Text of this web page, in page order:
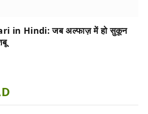
in Hindi: जब अल्फाज़ में हो सुकून